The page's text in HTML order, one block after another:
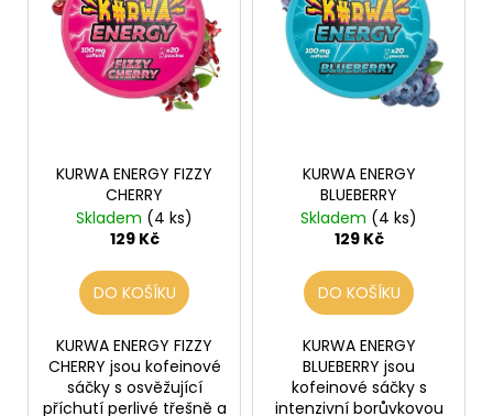
KURWA ENERGY FIZZY
CHERRY
Skladem (4 ks)
129 Kč
DO KOŠÍKU
KURWA ENERGY FIZZY
CHERRY jsou kofeinové
sáčky s osvěžující
příchutí perlivé třešně a
KURWA ENERGY
BLUEBERRY
Skladem (4 ks)
129 Kč
DO KOŠÍKU
KURWA ENERGY
BLUEBERRY jsou
kofeinové sáčky s
intenzivní borůvkovou
Původně: